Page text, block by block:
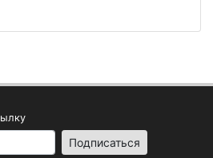
Подписаться